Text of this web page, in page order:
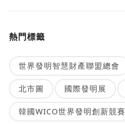
熱門標籤
世界發明智慧財產聯盟總會
北市圖 國際發明展
韓國WICO世界發明創新競賽